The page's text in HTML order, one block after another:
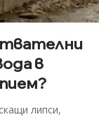
в
липси,